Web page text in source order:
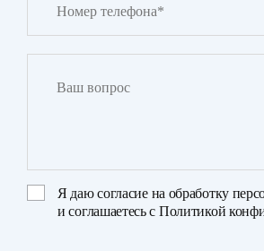
Я даюсогласие на обработку
и соглашаетесь с Политикой